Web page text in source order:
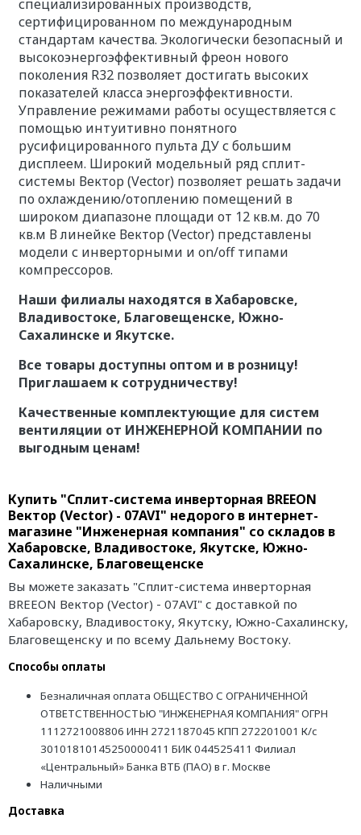
специализированных производств,
сертифицированном по международным
стандартам качества. Экологически безопасный и
высокоэнергоэффективный фреон нового
поколения R32 позволяет достигать высоких
показателей класса энергоэффективности.
Управление режимами работы осуществляется с
помощью интуитивно понятного
русифицированного пульта ДУ с большим
дисплеем. Широкий модельный ряд сплит-
системы Вектор (Vector) позволяет решать задачи
по охлаждению/отоплению помещений в
широком диапазоне площади от 12 кв.м. до 70
кв.м В линейке Вектор (Vector) представлены
модели с инверторными и on/off типами
компрессоров.
Наши филиалы находятся в Хабаровске,
Владивостоке, Благовещенске, Южно-
Сахалинске и Якутске.
Все товары доступны оптом и в розницу!
Приглашаем к сотрудничеству!
Качественные комплектующие для систем
вентиляции от ИНЖЕНЕРНОЙ КОМПАНИИ по
выгодным ценам!
Купить "Сплит-система инверторная BREEON
Вектор (Vector) - 07AVI" недорого в интернет-
магазине "Инженерная компания" со складов в
Хабаровске, Владивостоке, Якутске, Южно-
Сахалинске, Благовещенске
Вы можете заказать "Сплит-система инверторная
BREEON Вектор (Vector) - 07AVI" с доставкой по
Хабаровску, Владивостоку, Якутску, Южно-Сахалинску,
Благовещенску и по всему Дальнему Востоку.
Способы оплаты
Безналичная оплата ОБЩЕСТВО С ОГРАНИЧЕННОЙ
ОТВЕТСТВЕННОСТЬЮ "ИНЖЕНЕРНАЯ КОМПАНИЯ" ОГРН
1112721008806 ИНН 2721187045 КПП 272201001 К/с
30101810145250000411 БИК 044525411 Филиал
«Центральный» Банка ВТБ (ПАО) в г. Москве
Наличными
Доставка